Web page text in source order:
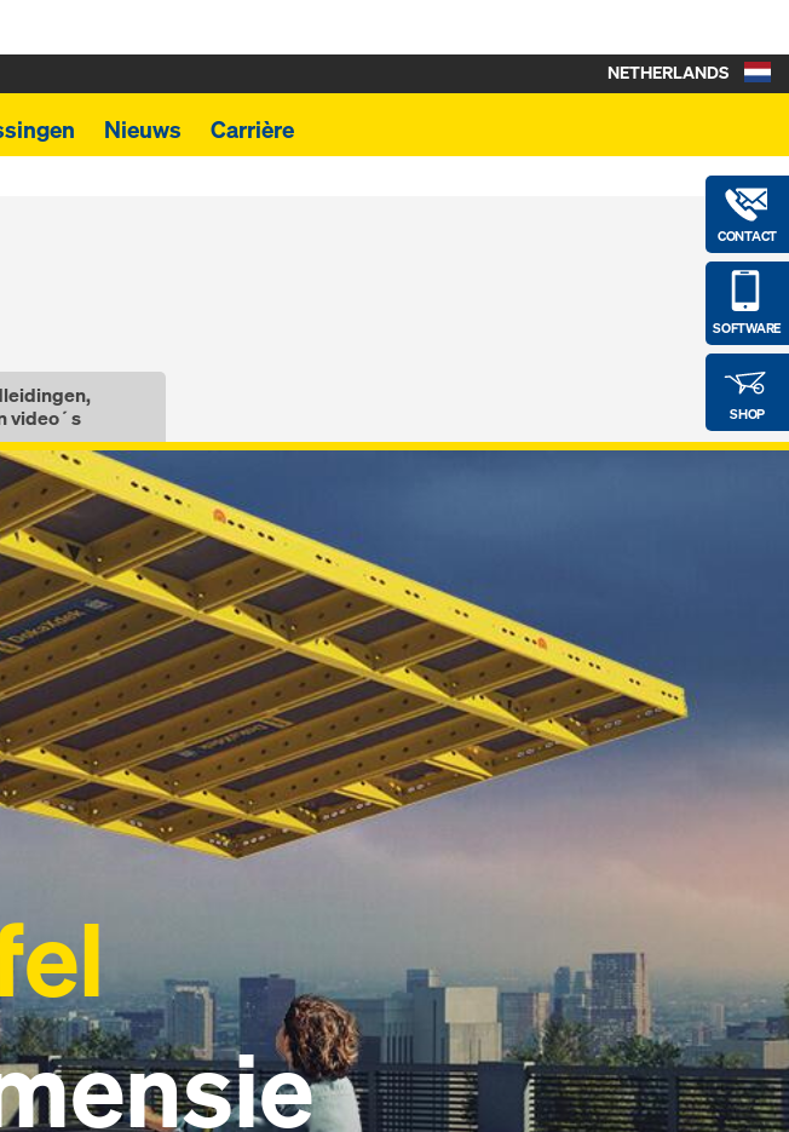
Nieuws Carrière
CONTACT
SOFTWARE
SHOP
NETHERLANDS
video´s